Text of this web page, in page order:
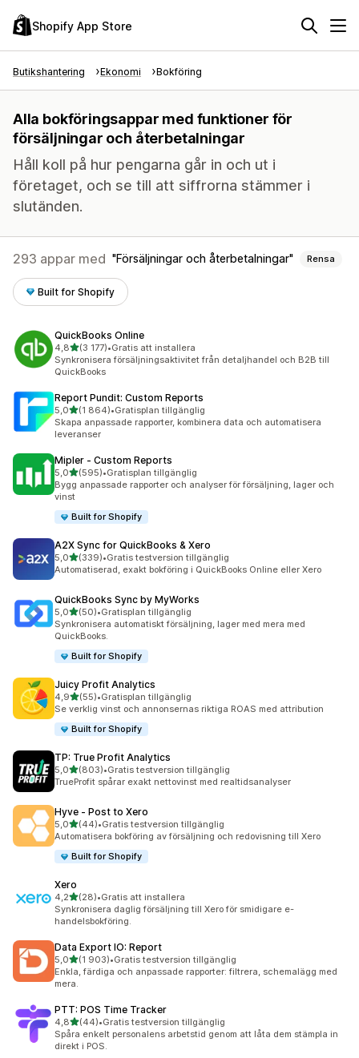
Shopify App Store
Butikshantering Ekonomi Bokföring
Alla bokföringsappar med funktioner för
försäljningar och återbetalningar
Håll koll på hur pengarna går in och ut i
företaget, och se till att siffrorna stämmer i
slutänden.
293 appar med Försäljningar och återbetalningar Rensa
Built for Shopify
QuickBooks Online
4,8av 5 stjärnor
(3 177)
3177 recensioner totalt
•Gratis att installera
Synkronisera försäljningsaktivitet från detaljhandel och B2B till
QuickBooks
Report Pundit: Custom Reports
5,0av 5 stjärnor
(1 864)
1864 recensioner totalt
•Gratisplan tillgänglig
Skapa anpassade rapporter, kombinera data och automatisera
leveranser
Mipler ‑ Custom Reports
5,0av 5 stjärnor
(595)
595 recensioner totalt
•Gratisplan tillgänglig
Bygg anpassade rapporter och analyser för försäljning, lager och
vinst
Built for Shopify
A2X Sync for QuickBooks & Xero
5,0av 5 stjärnor
(339)
339 recensioner totalt
•Gratis testversion tillgänglig
Automatiserad, exakt bokföring i QuickBooks Online eller Xero
QuickBooks Sync by MyWorks
5,0av 5 stjärnor
(50)
50 recensioner totalt
•Gratisplan tillgänglig
Synkronisera automatiskt försäljning, lager med mera med
QuickBooks.
Built for Shopify
Juicy Profit Analytics
4,9av 5 stjärnor
(55)
55 recensioner totalt
•Gratisplan tillgänglig
Se verklig vinst och annonsernas riktiga ROAS med attribution
Built for Shopify
TP: True Profit Analytics
5,0av 5 stjärnor
(803)
803 recensioner totalt
•Gratis testversion tillgänglig
TrueProfit spårar exakt nettovinst med realtidsanalyser
Hyve ‑ Post to Xero
5,0av 5 stjärnor
(44)
44 recensioner totalt
•Gratis testversion tillgänglig
Automatisera bokföring av försäljning och redovisning till Xero
Built for Shopify
Xero
4,2av 5 stjärnor
(28)
28 recensioner totalt
•Gratis att installera
Synkronisera daglig försäljning till Xero för smidigare e-
handelsbokföring.
Data Export IO: Report
5,0av 5 stjärnor
(1 903)
1903 recensioner totalt
•Gratis testversion tillgänglig
Enkla, färdiga och anpassade rapporter: filtrera, schemalägg med
mera.
PTT: POS Time Tracker
4,8av 5 stjärnor
(44)
44 recensioner totalt
•Gratis testversion tillgänglig
Spåra enkelt personalens arbetstid genom att låta dem stämpla in
direkt i POS.